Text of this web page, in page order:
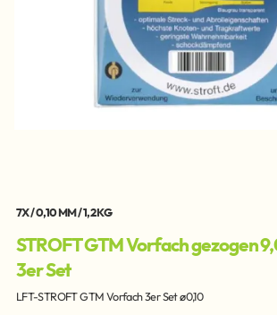
7X / 0,10 MM / 1,2 KG
STROFT GTM Vorfach gezogen
3er Set
LFT-STROFT GTM Vorfach 3er Set ø0,10